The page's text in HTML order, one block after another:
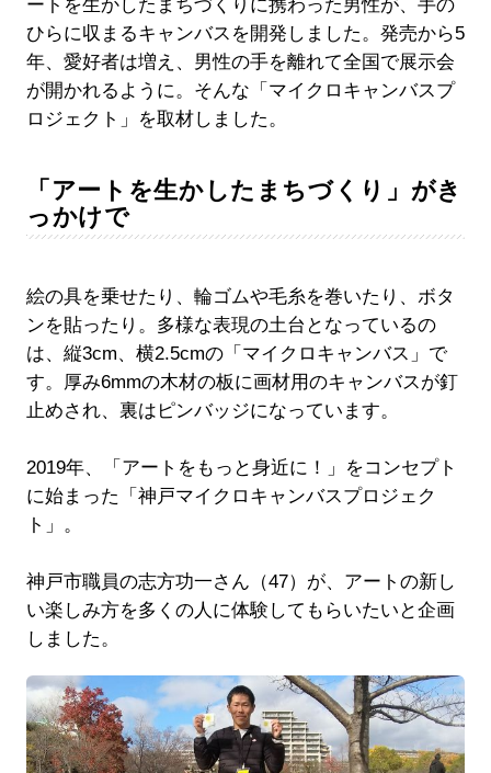
ートを生かしたまちづくりに携わった男性が、手の
ひらに収まるキャンバスを開発しました。発売から5
年、愛好者は増え、男性の手を離れて全国で展示会
が開かれるように。そんな「マイクロキャンバスプ
ロジェクト」を取材しました。
「アートを生かしたまちづくり」がき
っかけで
絵の具を乗せたり、輪ゴムや毛糸を巻いたり、ボタ
ンを貼ったり。多様な表現の土台となっているの
は、縦3cm、横2.5cmの「マイクロキャンバス」で
す。厚み6mmの木材の板に画材用のキャンバスが釘
止めされ、裏はピンバッジになっています。
2019年、「アートをもっと身近に！」をコンセプト
に始まった「神戸マイクロキャンバスプロジェク
ト」。
神戸市職員の志方功一さん（47）が、アートの新し
い楽しみ方を多くの人に体験してもらいたいと企画
しました。